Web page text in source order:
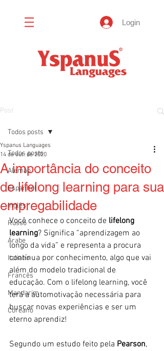
Login
Post
Todos posts
Alemão
Espanhol
Inglês
Russo
Árabe
Italiano
Francês
Mandarim
Coreano
Todos posts
A importância do conceito
de lifelong learning para sua
empregabilidade
Yspanus Languages
14 de out. de 2020
Você conhece o conceito de lifelong
learning? Significa “aprendizagem ao
longo da vida” e representa a procura
contínua por conhecimento, algo que vai
além do modelo tradicional de
educação. Com o lifelong learning, você
terá a automotivação necessária para
buscar novas experiências e ser um
eterno aprendiz!
Segundo um estudo feito pela Pearson,